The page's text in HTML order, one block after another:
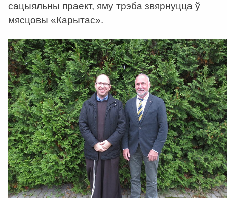
сацыяльны праект, яму трэба звярнуцца ў
мясцовы «Карытас».